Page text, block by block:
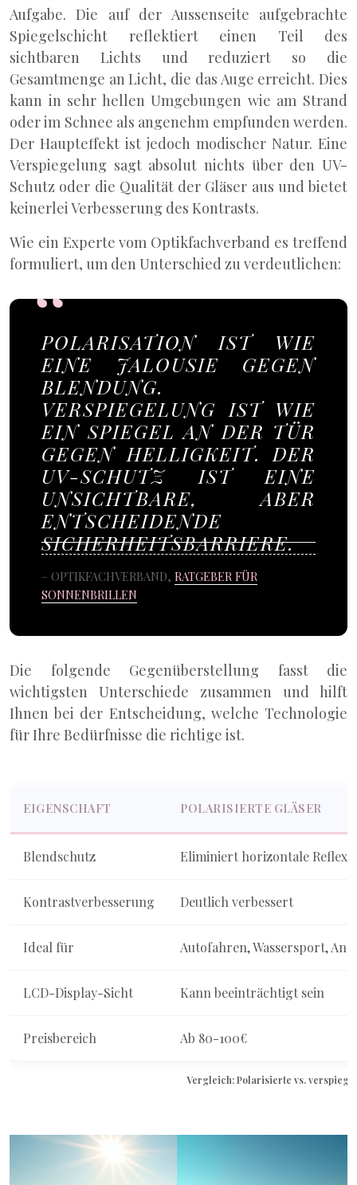
Aufgabe. Die auf der Aussenseite aufgebrachte
Spiegelschicht reflektiert einen Teil des
sichtbaren Lichts und reduziert so die
Gesamtmenge an Licht, die das Auge erreicht. Dies
kann in sehr hellen Umgebungen wie am Strand
oder im Schnee als angenehm empfunden werden.
Der Haupteffekt ist jedoch modischer Natur. Eine
Verspiegelung sagt absolut nichts über den UV-
Schutz oder die Qualität der Gläser aus und bietet
keinerlei Verbesserung des Kontrasts.
Wie ein Experte vom Optikfachverband es treffend
formuliert, um den Unterschied zu verdeutlichen:
POLARISATION IST WIE
EINE JALOUSIE GEGEN
BLENDUNG.
VERSPIEGELUNG IST WIE
EIN SPIEGEL AN DER TÜR
GEGEN HELLIGKEIT. DER
UV-SCHUTZ IST EINE
UNSICHTBARE, ABER
ENTSCHEIDENDE
SICHERHEITSBARRIERE.
– OPTIKFACHVERBAND, RATGEBER FÜR
SONNENBRILLEN
Die folgende Gegenüberstellung fasst die
wichtigsten Unterschiede zusammen und hilft
Ihnen bei der Entscheidung, welche Technologie
für Ihre Bedürfnisse die richtige ist.
Vergleich: Polarisierte vs.
EIGENSCHAFT POLARISIERTE GLÄSER
Blendschutz Eliminiert horizontale
Kontrastverbesserung Deutlich verbessert
Ideal für Autofahren, Wassersport,
LCD-Display-Sicht Kann beeinträchtigt sein
Preisbereich Ab 80-100€